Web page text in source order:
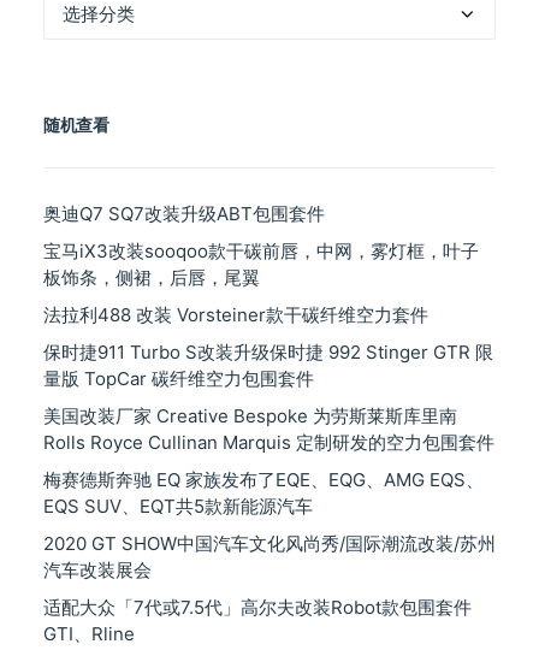
随机查看
奥迪Q7 SQ7改装升级ABT包围套件
宝马iX3改装sooqoo款干碳前唇，中网，雾灯框，叶子
板饰条，侧裙，后唇，尾翼
法拉利488 改装 Vorsteiner款干碳纤维空力套件
保时捷911 Turbo S改装升级保时捷 992 Stinger GTR 限
量版 TopCar 碳纤维空力包围套件
美国改装厂家 Creative Bespoke 为劳斯莱斯库里南
Rolls Royce Cullinan Marquis 定制研发的空力包围套件
梅赛德斯奔驰 EQ 家族发布了EQE、EQG、AMG EQS、
EQS SUV、EQT共5款新能源汽车
2020 GT SHOW中国汽车文化风尚秀/国际潮流改装/苏州
汽车改装展会
适配大众「7代或7.5代」高尔夫改装Robot款包围套件
GTI、Rline